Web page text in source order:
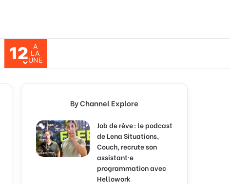
Search for
12
A
LA
UNE
By Channel Explore
Job de rêve : le podcast
de Lena Situations,
Couch, recrute son
assistant·e
programmation avec
Hellowork